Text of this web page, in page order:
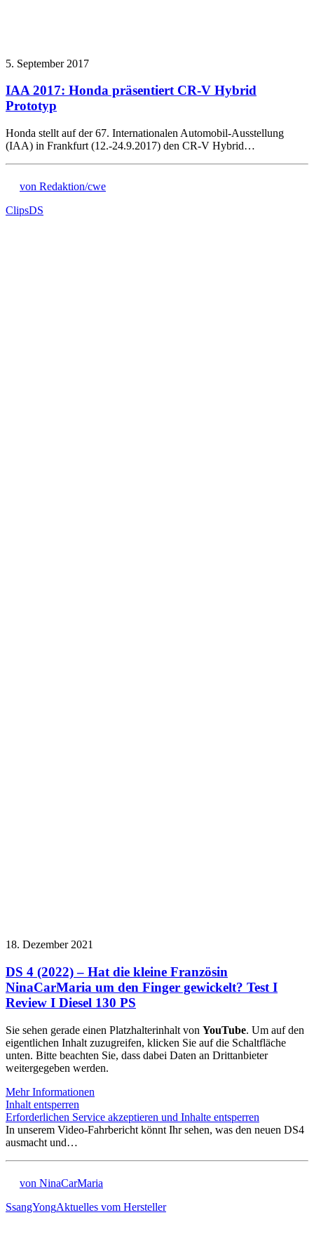
5. September 2017
IAA 2017: Honda präsentiert CR-V Hybrid
Prototyp
Honda stellt auf der 67. Internationalen Automobil-Ausstellung
(IAA) in Frankfurt (12.-24.9.2017) den CR-V Hybrid…
von Redaktion/cwe
ClipsDS
18. Dezember 2021
DS 4 (2022) – Hat die kleine Französin
NinaCarMaria um den Finger gewickelt? Test I
Review I Diesel 130 PS
Sie sehen gerade einen Platzhalterinhalt von YouTube. Um auf den
eigentlichen Inhalt zuzugreifen, klicken Sie auf die Schaltfläche
unten. Bitte beachten Sie, dass dabei Daten an Drittanbieter
weitergegeben werden.
Mehr Informationen
Inhalt entsperren
Erforderlichen Service akzeptieren und Inhalte entsperren
In unserem Video-Fahrbericht könnt Ihr sehen, was den neuen DS4
ausmacht und…
von NinaCarMaria
SsangYongAktuelles vom Hersteller